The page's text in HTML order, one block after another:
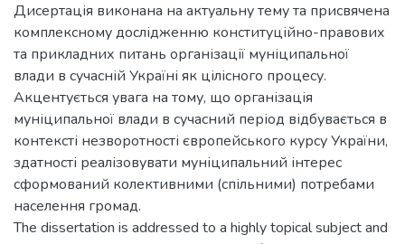
Дисертація виконана на актуальну тему та присвячена
комплексному дослідженню конституційно-правових
та прикладних питань організації муніципальної
влади в сучасній Україні як цілісного процесу.
Акцентується увага на тому, що організація
муніципальної влади в сучасний період відбувається в
контексті незворотності європейського курсу України,
здатності реалізовувати муніципальний інтерес
сформований колективними (спільними) потребами
населення громад.
The dissertation is addressed to a highly topical subject and